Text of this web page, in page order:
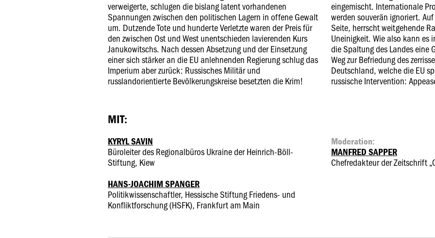
verweigerte, schlugen die bislang latent vorhandenen
Spannungen zwischen den politischen Lagern in offene Gewalt
um. Dutzende Tote und hunderte Verletzte waren der Preis für
den zwischen Ost und West unentschieden lavierenden Kurs
Janukowitschs. Nach dessen Absetzung und der Einsetzung
einer sich stärker an die EU anlehnenden Regierung schlug das
Imperium aber zurück: Russisches Militär und
russlandorientierte Bevölkerungskreise besetzten die Krim!
eingemischt. Internationale
werden souverän ignoriert.
Seite, herrscht weitgehende
Uneinigkeit. Wie also kann es
die Spaltung des Landes eine
Weg zur Befriedung des
Deutschland, welche die EU
russische Intervention:
MIT:
KYRYL SAVIN
Büroleiter des Regionalbüros Ukraine der Heinrich-Böll-
Stiftung, Kiew
HANS-JOACHIM SPANGER
Politikwissenschaftler, Hessische Stiftung Friedens- und
Konfliktforschung (HSFK), Frankfurt am Main
Moderation:
MANFRED SAPPER
Chefredakteur der Zeitschrift